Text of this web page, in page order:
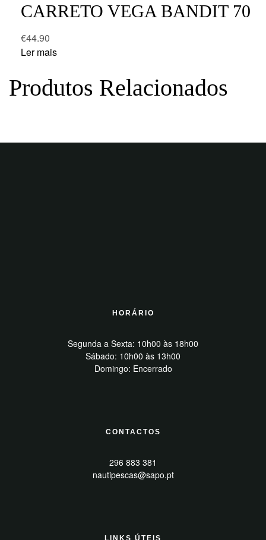
CARRETO VEGA BANDIT 70
€44.90
Ler mais
Produtos Relacionados
HORÁRIO
Segunda a Sexta: 10h00 às 18h00
Sábado: 10h00 às 13h00
Domingo: Encerrado
CONTACTOS
296 883 381
nautipescas@sapo.pt